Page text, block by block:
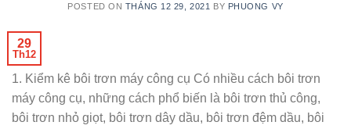
POSTED ON THÁNG 12 29, 2021 BY PHUONG VY
29
Th12
1. Kiểm kê bôi trơn máy công cụ Có nhiều cách bôi trơn
máy công cụ, những cách phổ biến là bôi trơn thủ công,
bôi trơn nhỏ giọt, bôi trơn dây dầu, bôi trơn đệm dầu, bôi